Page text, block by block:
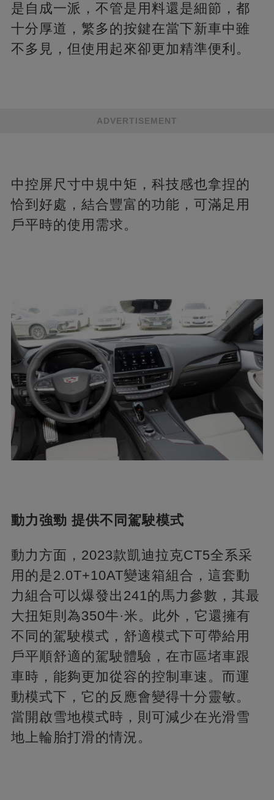
是自成一派，不管是用料還是細節，都
十分厚道，繁多的按鍵在當下新車中雖
不多見，但使用起來卻更加精準便利。
ADVERTISEMENT
中控屏尺寸中規中矩，科技感也拿捏的
恰到好處，結合豐富的功能，可滿足用
戶平時的使用需求。
動力強勁 提供不同駕駛模式
動力方面，2023款凱迪拉克CT5全系采
用的是2.0T+10AT變速箱組合，這套動
力組合可以爆發出241的馬力參數，其最
大扭矩則為350牛·米。此外，它還擁有
不同的駕駛模式，舒適模式下可帶給用
戶平順舒適的駕駛體驗，在市區堵車跟
車時，能夠更加從容的控制車速。而運
動模式下，它的反應會變得十分靈敏。
當開啟雪地模式時，則可減少在光滑雪
地上輪胎打滑的情況。